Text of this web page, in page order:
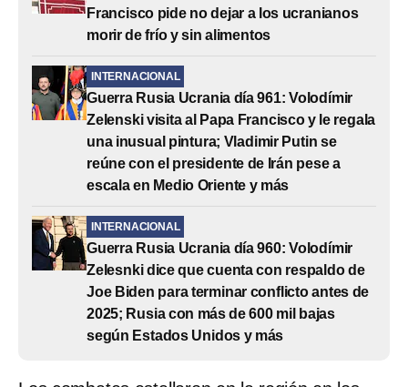
Francisco pide no dejar a los ucranianos
morir de frío y sin alimentos
INTERNACIONAL
Guerra Rusia Ucrania día 961: Volodímir
Zelenski visita al Papa Francisco y le regala
una inusual pintura; Vladimir Putin se
reúne con el presidente de Irán pese a
escala en Medio Oriente y más
INTERNACIONAL
Guerra Rusia Ucrania día 960: Volodímir
Zelesnki dice que cuenta con respaldo de
Joe Biden para terminar conflicto antes de
2025; Rusia con más de 600 mil bajas
según Estados Unidos y más